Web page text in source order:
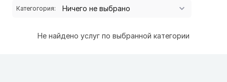
Категогория:
Не найдено услуг по выбранной категории